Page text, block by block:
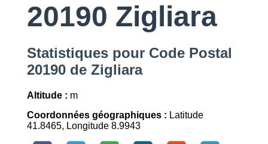
20190 Zigliara
Statistiques pour Code Postal
20190 de Zigliara
Altitude : m
Coordonnées géographiques : Latitude
41.8465, Longitude 8.9943